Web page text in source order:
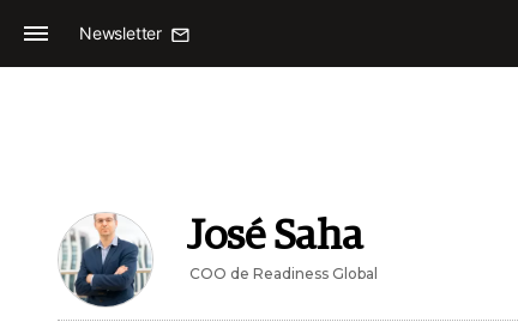
Newsletter
José Saha
COO de Readiness Global